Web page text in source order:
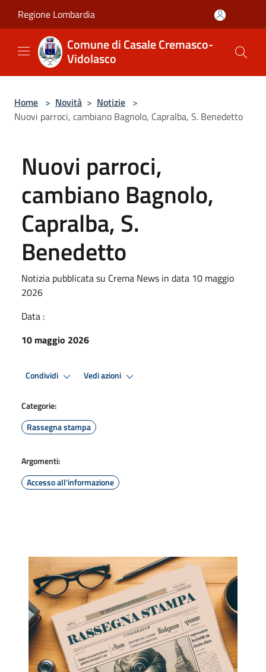
Regione Lombardia
Comune di Casale Cremasco-
Vidolasco
Home > Novità > Notizie >
Nuovi parroci, cambiano Bagnolo, Capralba, S. Benedetto
Nuovi parroci,
cambiano Bagnolo,
Capralba, S.
Benedetto
Notizia pubblicata su Crema News in data 10 maggio
2026
Data :
10 maggio 2026
Condividi Vedi azioni
Categorie:
Rassegna stampa
Argomenti:
Accesso all'informazione